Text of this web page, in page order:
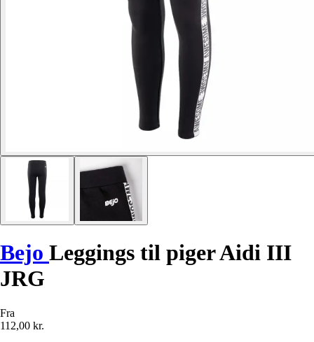
Bejo Leggings til piger Aidi III
JRG
Fra
112,00 kr.